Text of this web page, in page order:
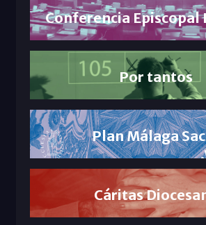
Conferencia Episcopal
Por tantos
Plan Málaga
Cáritas